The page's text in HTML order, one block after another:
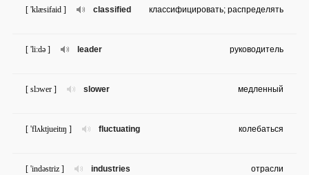
classified
[ 'klæsifaid ] классифицировать; распределять
leader
[ 'li:də ] руководитель
slower
[ slɔwer ] медленный
fluctuating
[ 'flʌktjueitɪŋ ] колебаться
industries
[ 'indəstriz ] отрасли